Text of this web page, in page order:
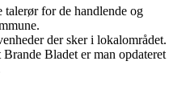
for de handlende og
der sker i lokalområdet.
Bladet er man opdateret